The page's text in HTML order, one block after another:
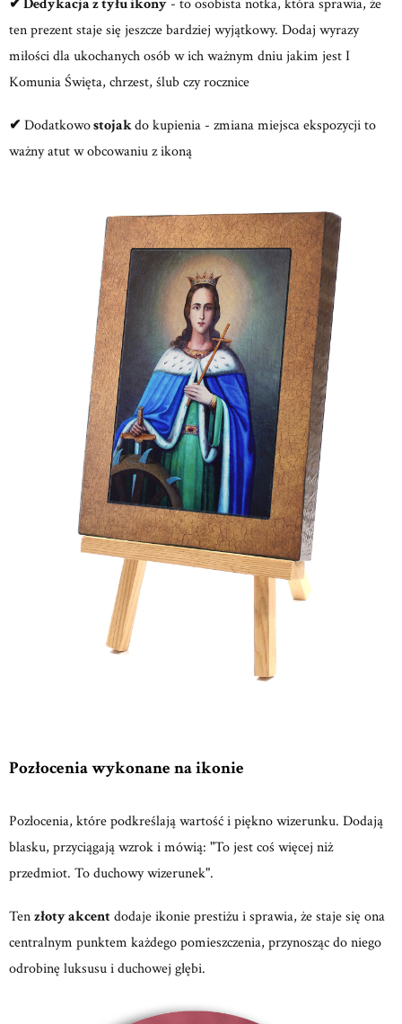
✔ Dedykacja z tyłu ikony- to osobista notka, która sprawia, że
ten prezent staje się jeszcze bardziej wyjątkowy. Dodaj wyrazy
miłości dla ukochanych osób w ich ważnym dniu jakim jest I
Komunia Święta, chrzest, ślub czy rocznice
✔ Dodatkowostojakdo kupienia - zmiana miejsca ekspozycji to
ważny atut w obcowaniu z ikoną
Pozłocenia wykonane na ikonie
Pozłocenia, które podkreślają wartość i piękno wizerunku. Dodają
blasku, przyciągają wzrok i mówią: "To jest coś więcej niż
przedmiot. To duchowy wizerunek".
Tenzłoty akcentdodaje ikonie prestiżu i sprawia, że staje się ona
centralnym punktem każdego pomieszczenia, przynosząc do niego
odrobinę luksusu i duchowej głębi.